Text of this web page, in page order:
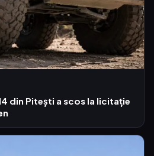
din Pitești a scos la licitație